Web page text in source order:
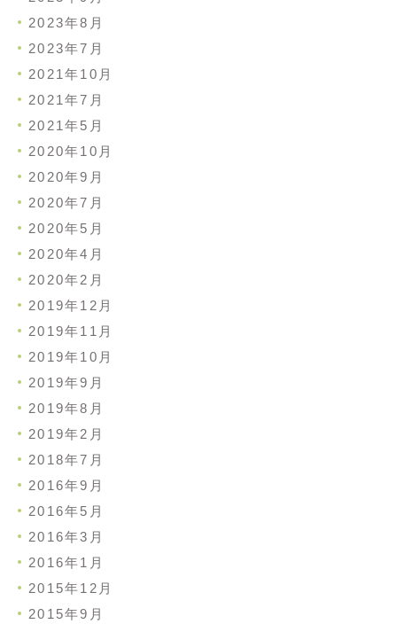
2023年8月
2023年7月
2021年10月
2021年7月
2021年5月
2020年10月
2020年9月
2020年7月
2020年5月
2020年4月
2020年2月
2019年12月
2019年11月
2019年10月
2019年9月
2019年8月
2019年2月
2018年7月
2016年9月
2016年5月
2016年3月
2016年1月
2015年12月
2015年9月